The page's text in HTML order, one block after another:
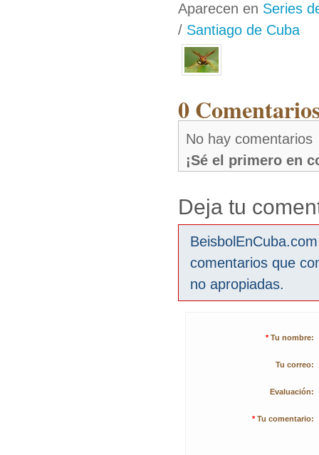
Aparecen en Series
/ Santiago de Cuba
0
No hay comentarios
¡Sé el primero en
Deja tu
comentarios que
no apropiadas.
* Tu nombre:
Tu correo:
Evaluación:
* Tu comentario: